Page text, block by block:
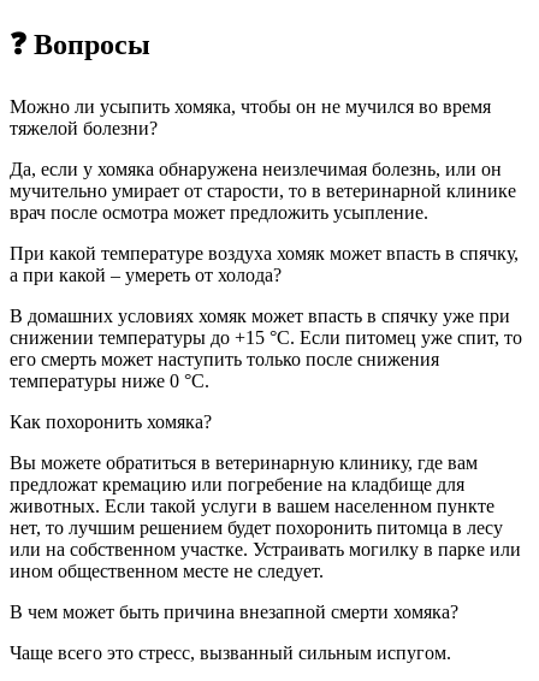
❓ Вопросы
Можно ли усыпить хомяка, чтобы он не мучился во время
тяжелой болезни?
Да, если у хомяка обнаружена неизлечимая болезнь, или он
мучительно умирает от старости, то в ветеринарной клинике
врач после осмотра может предложить усыпление.
При какой температуре воздуха хомяк может впасть в спячку,
а при какой – умереть от холода?
В домашних условиях хомяк может впасть в спячку уже при
снижении температуры до +15 °C. Если питомец уже спит, то
его смерть может наступить только после снижения
температуры ниже 0 °C.
Как похоронить хомяка?
Вы можете обратиться в ветеринарную клинику, где вам
предложат кремацию или погребение на кладбище для
животных. Если такой услуги в вашем населенном пункте
нет, то лучшим решением будет похоронить питомца в лесу
или на собственном участке. Устраивать могилку в парке или
ином общественном месте не следует.
В чем может быть причина внезапной смерти хомяка?
Чаще всего это стресс, вызванный сильным испугом.